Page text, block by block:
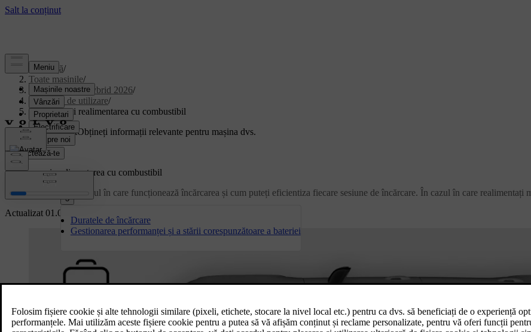
Asistență/
Toate mașinile/
XC90 Plug-in Hybrid 2026/
Manual de utilizare/
Încărcarea și realimentarea cu combustibil
Suport personalizatObțineți informații relevante pentru mașina dvs.
Conectează-te
Actualizat 01.08.2025
Încărcarea și realimentarea cu combustibil
Familiarizați-vă cu modul în care funcționează încărcarea și cum puteți eficientiza fiecare sesiune de încărcare. În cazul în care
3
Duratele de încărcare
Gestionarea performanței și a stării corespunzătoare a bateriei